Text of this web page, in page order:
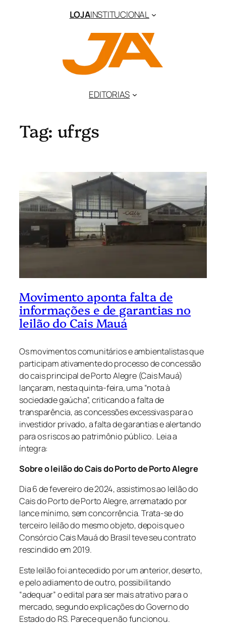
LOJAINSTITUCIONAL
EDITORIAS
Tag: ufrgs
Movimento aponta falta de
informações e de garantias no
leilão do Cais Mauá
Os movimentos comunitários e ambientalistas que
participam ativamente do processo de concessão
do cais principal de Porto Alegre (Cais Mauá)
lançaram, nesta quinta-feira, uma “nota à
sociedade gaúcha”, criticando a falta de
transparência, as concessões excessivas para o
investidor privado, a falta de garantias e alertando
para os riscos ao patrimônio público. Leia a
íntegra:
Sobre o leilão do Cais do Porto de Porto Alegre
Dia 6 de fevereiro de 2024, assistimos ao leilão do
Cais do Porto de Porto Alegre, arrematado por
lance mínimo, sem concorrência. Trata-se do
terceiro leilão do mesmo objeto, depois que o
Consórcio Cais Mauá do Brasil teve seu contrato
rescindido em 2019.
Este leilão foi antecedido por um anterior, deserto,
e pelo adiamento de outro, possibilitando
“adequar” o edital para ser mais atrativo para o
mercado, segundo explicações do Governo do
Estado do RS. Parece que não funcionou.